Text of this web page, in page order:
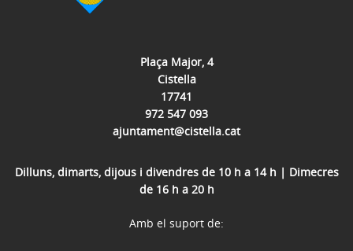
Plaça Major, 4
Cistella
17741
972 547 093
ajuntament@cistella.cat
Dilluns, dimarts, dijous i divendres de 10 h a 14 h | Dimecres
de 16 h a 20 h
Amb el suport de: